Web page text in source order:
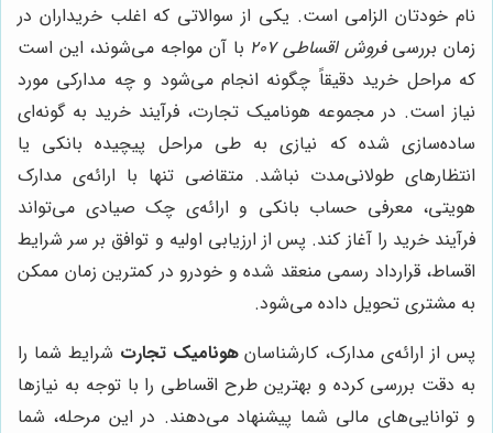
نام خودتان الزامی است. یکی از سوالاتی که اغلب خریداران در
زمان بررسیفروش اقساطی ۲۰۷
با آن مواجه می‌شوند، این است
که مراحل خرید دقیقاً چگونه انجام می‌شود و چه مدارکی مورد
نیاز است. در مجموعه هونامیک تجارت، فرآیند خرید به گونه‌ای
ساده‌سازی شده که نیازی به طی مراحل پیچیده بانکی یا
انتظارهای طولانی‌مدت نباشد. متقاضی تنها با ارائه‌ی مدارک
هویتی، معرفی حساب بانکی و ارائه‌ی چک صیادی می‌تواند
فرآیند خرید را آغاز کند. پس از ارزیابی اولیه و توافق بر سر شرایط
اقساط، قرارداد رسمی منعقد شده و خودرو در کمترین زمان ممکن
به مشتری تحویل داده می‌شود.
پس از ارائه‌ی مدارک، کارشناسانهونامیک تجارت شرایط شما را
به دقت بررسی کرده و بهترین طرح اقساطی را با توجه به نیازها
و توانایی‌های مالی شما پیشنهاد می‌دهند. در این مرحله، شما